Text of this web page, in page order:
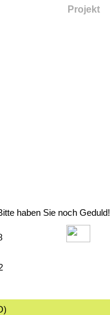
haben Sie noch Geduld!
Projekt